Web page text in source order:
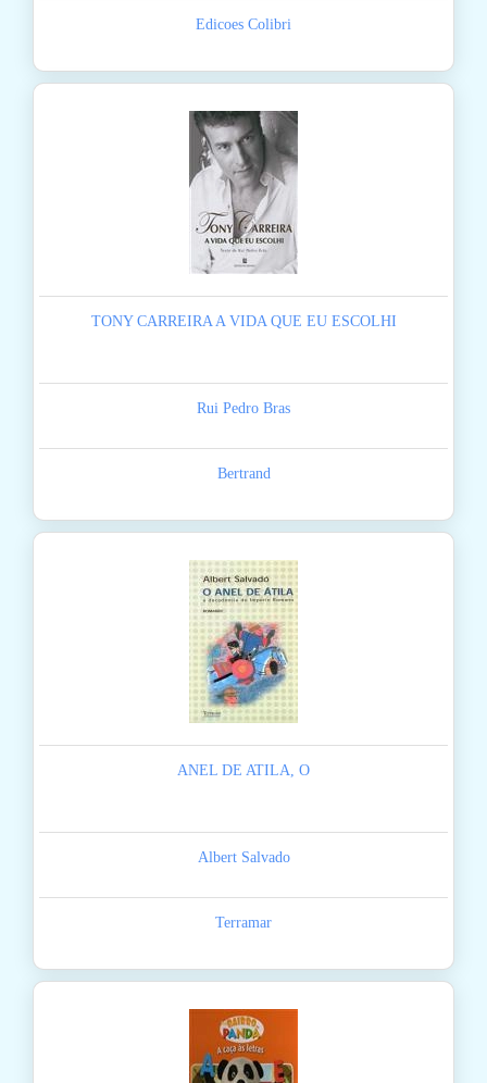
Edicoes Colibri
TONY CARREIRA A VIDA QUE EU ESCOLHI
Rui Pedro Bras
Bertrand
ANEL DE ATILA, O
Albert Salvado
Terramar